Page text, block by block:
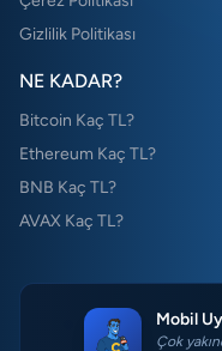
Gizlilik Politikası
NE KADAR?
Bitcoin Kaç TL?
Ethereum Kaç TL?
BNB Kaç TL?
AVAX Kaç TL?
Mobil
Çok